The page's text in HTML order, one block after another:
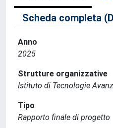
Scheda completa
Anno
2025
Strutture organizzative
Istituto di Tecnologie
Tipo
Rapporto finale di progetto